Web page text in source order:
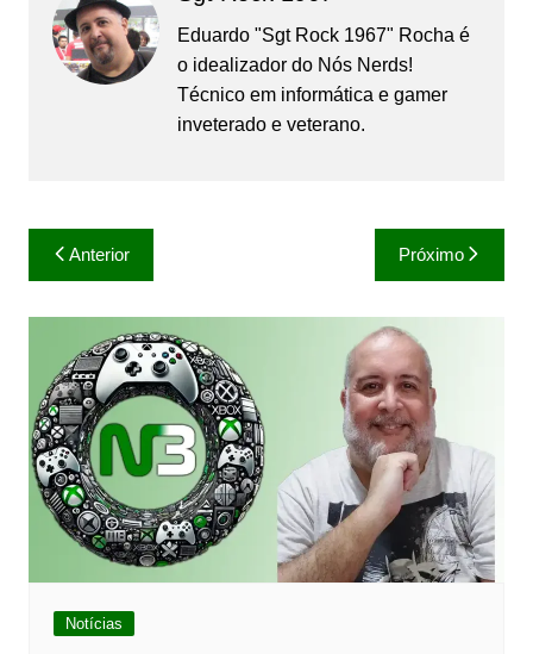
Eduardo "Sgt Rock 1967" Rocha é
o idealizador do Nós Nerds!
Técnico em informática e gamer
inveterado e veterano.
Navegação
de
Post
Anterior Próximo
Notícias